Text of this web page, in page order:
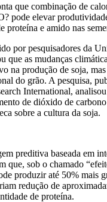
que combinação de
pode elevar
proteína e amido nas
por pesquisadores da
que as mudanças
na produção de soja,
do grão. A pesquisa,
International,
de dióxido de
sobre a cultura da soja.
preditiva baseada em
que, sob o chamado
produzir até 50% mais
redução de
de proteína.